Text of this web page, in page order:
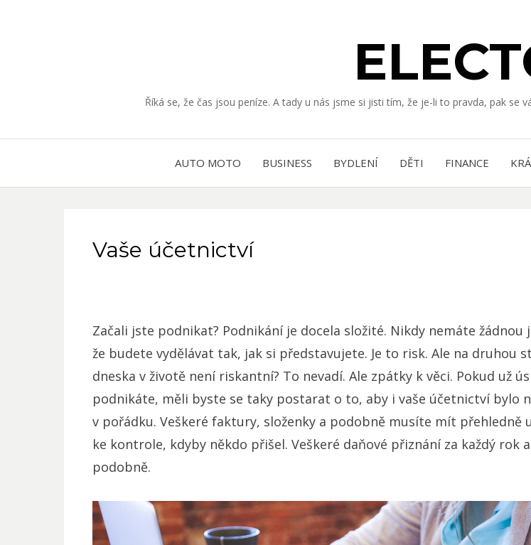
Říká se, že čas jsou peníze. A tady u nás jsme si jisti tím, že je-li to pravda, pak
AUTO MOTO BUSINESS BYDLENÍ DĚTI FINANCE
Vaše účetnictví
Začali jste podnikat? Podnikání je docela složité. Nikdy nemáte žádnou
že budete vydělávat tak, jak si představujete. Je to risk. Ale na druhou
dneska v životě není riskantní? To nevadí. Ale zpátky k věci. Pokud už
podnikáte, měli byste se taky postarat o to, aby i vaše účetnictví bylo
v pořádku. Veškeré faktury, složenky a podobně musíte mít přehledně
ke kontrole, kdyby někdo přišel. Veškeré daňové přiznání za každý rok a
podobně.